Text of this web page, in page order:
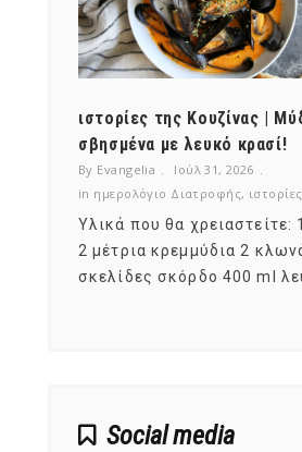
ιστορίες της Κουζίνας |
σβησμένα με λευκό κρασί!
By Evangelia
Ιούλ 31, 2026
in ημερολόγιο Διατροφής,
Υλικά που θα χρειαστείτε:
2 μέτρια κρεμμύδια 2
σκελίδες σκόρδο 400 ml
Social media